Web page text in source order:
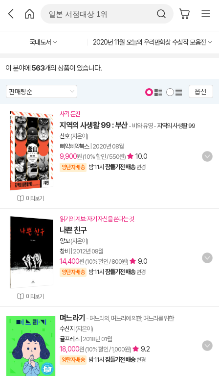
국내도서 2020년 11월 오늘의 우리만화상 수상작 모음전
이 분야에 563개의 상품이 있습니다.
옵션
미리보기
사각 문진
지역의 사생활 99 : 부산 - 비와 유영- 지역의 사생활 99
산호(지은이)
삐약삐약북스| 2020년 08월
9,900원 (10% 할인 / 550원) 10.0
양탄자배송 밤 11시 잠들기전 배송 변경
미리보기
읽기의 계보: 자기 자신을 쓴다는 것
나쁜 친구
앙꼬(지은이)
창비
2012년 08월
14,400원 (10% 할인 / 800원) 9.0
양탄자배송 밤 11시 잠들기전 배송 변경
며느라기 - 며느리의, 며느리에 의한, 며느리를 위한
수신지 (지은이)
귤프레스| 2018년 01월
18,000원 (10% 할인 / 1,000원) 9.2
양탄자배송 밤 11시 잠들기전 배송 변경